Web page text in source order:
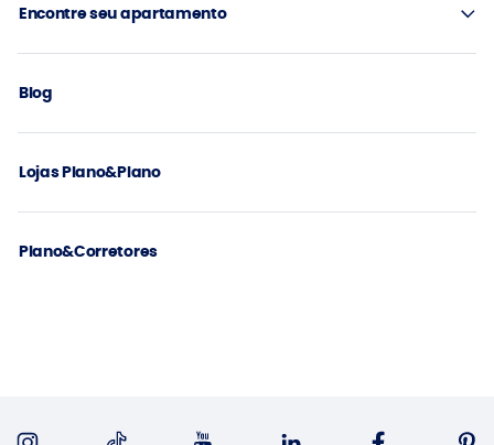
Encontre seu apartamento
Blog
Lojas Plano&Plano
Plano&Corretores